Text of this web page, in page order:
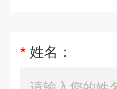
* 姓名：